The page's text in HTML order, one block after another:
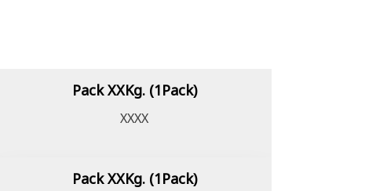
Pack XXKg. (1Pack)
XXXX
Pack XXKg. (1Pack)